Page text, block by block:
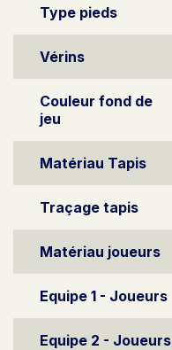
Type pieds
Vérins
Couleur fond de
jeu
Matériau Tapis
Traçage tapis
Matériau joueurs
Equipe 1 - Joueurs
Equipe 2 - Joueurs